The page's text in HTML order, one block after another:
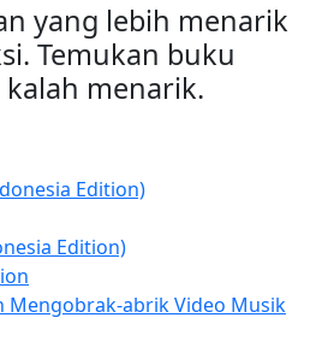
yang lebih menarik
Temukan buku
menarik.
Edition)